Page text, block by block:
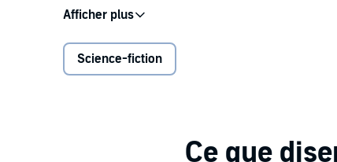
barabille que l'un d'entre eux, sans même
une sacrée flanche ! Jugez-en par vous-même."
En cinq nouvelles comme autant d'étapes dans
©2015 les moutons électriques (P)2018 Audible
Science-fiction